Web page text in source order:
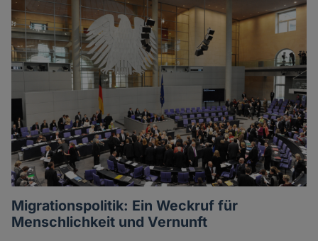
Migrationspolitik: Ein Weckruf für
Menschlichkeit und Vernunft